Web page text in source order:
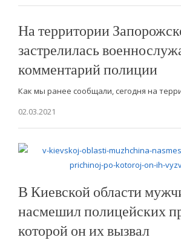
На территории
застрелилась
комментарий полиции
Как мы ранее сообщали, сегодня на
02.03.2021
В Киевской области
насмешил полицейских
которой он их вызвал